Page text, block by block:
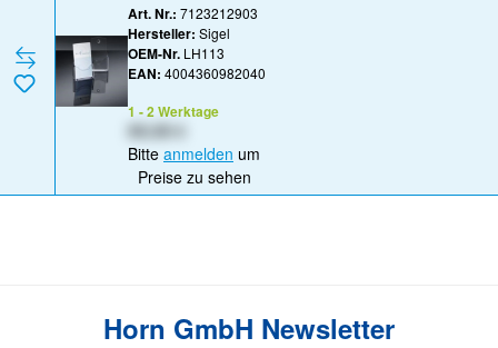
Art. Nr.: 7123212903
Hersteller: Sigel
OEM-Nr. LH113
EAN: 4004360982040
1 - 2 Werktage
Bitte anmelden um
Preise zu sehen
Horn GmbH Newsletter